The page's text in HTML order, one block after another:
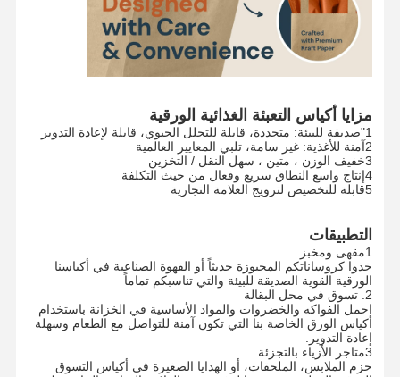
الصفحة
الرئيسية
المنتجات
عرض الواقع
معلومات عنا
مزايا أكياس التعبئة الغذائية الورقية
1"صديقة للبيئة: متجددة، قابلة للتحلل الحيوي، قابلة لإعادة التدوير
2آمنة للأغذية: غير سامة، تلبي المعايير العالمية
3خفيف الوزن ، متين ، سهل النقل / التخزين
4إنتاج واسع النطاق سريع وفعال من حيث التكلفة
5قابلة للتخصيص لترويج العلامة التجارية
التطبيقات
1مقهى ومخبز
خذوا كروساناتكم المخبوزة حديثاً أو القهوة الصناعية في أكياسنا
الورقية القوية الصديقة للبيئة والتي تناسبكم تماماً
2. تسوق في محل البقالة
احمل الفواكه والخضروات والمواد الأساسية في الخزانة باستخدام
أكياس الورق الخاصة بنا التي تكون آمنة للتواصل مع الطعام وسهلة
إعادة التدوير.
3متاجر الأزياء بالتجزئة
حزم الملابس، الملحقات، أو الهدايا الصغيرة في أكياس التسوق